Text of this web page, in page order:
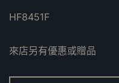
HF8451F
來店另有優惠或贈品